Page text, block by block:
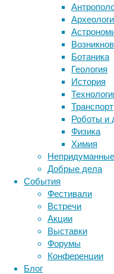
Ботаника
Геология
История
Транспорт
Роботы и
Физика
Химия
Добрые дела
События
Фестивали
Встречи
Акции
Выставки
Форумы
Конференции
Блог
интересным
Что
собой
Метки
ДНК бактерии
генетика
здоровье
лекарства
мозг наука
поведение
сон
эмоции эпидемия